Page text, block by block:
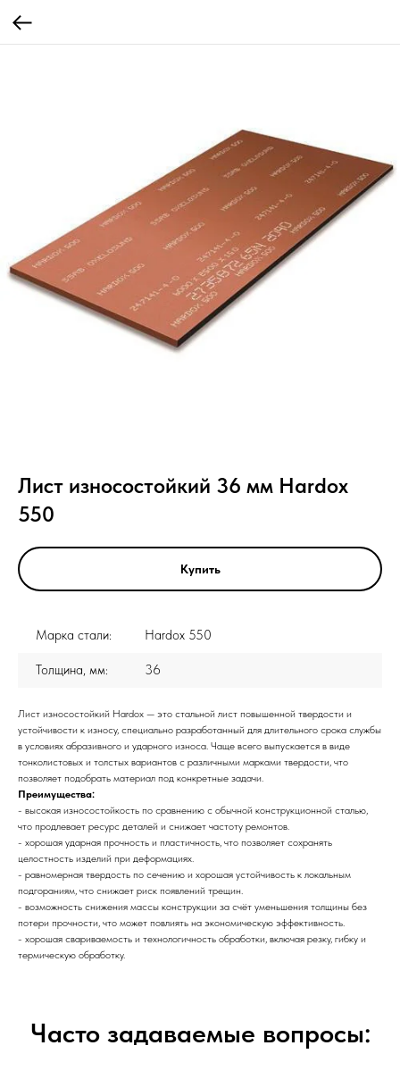
Лист износостойкий 36 мм Hardox
550
Купить
Марка стали: Hardox 550
Толщина, мм: 36
Лист износостойкий Hardox — это стальной лист повышенной твердости и
устойчивости к износу, специально разработанный для длительного срока службы
в условиях абразивного и ударного износа. Чаще всего выпускается в виде
тонколистовых и толстых вариантов с различными марками твердости, что
позволяет подобрать материал под конкретные задачи.
Преимущества:
- высокая износостойкость по сравнению с обычной конструкционной сталью,
что продлевает ресурс деталей и снижает частоту ремонтов.
- хорошая ударная прочность и пластичность, что позволяет сохранять
целостность изделий при деформациях.
- равномерная твердость по сечению и хорошая устойчивость к локальным
подгораниям, что снижает риск появлений трещин.
- возможность снижения массы конструкции за счёт уменьшения толщины без
потери прочности, что может повлиять на экономическую эффективность.
- хорошая свариваемость и технологичность обработки, включая резку, гибку и
термическую обработку.
Часто задаваемые вопросы: